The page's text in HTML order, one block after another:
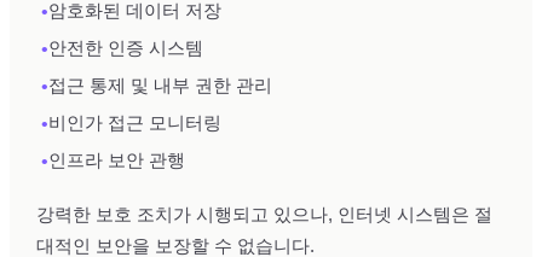
•암호화된 데이터 저장
•안전한 인증 시스템
•접근 통제 및 내부 권한 관리
•비인가 접근 모니터링
•인프라 보안 관행
강력한 보호 조치가 시행되고 있으나, 인터넷 시스템은 절
대적인 보안을 보장할 수 없습니다.